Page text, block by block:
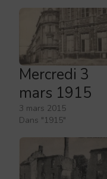
Mercredi 3
mars 1915
3 mars 2015
Dans "1915"